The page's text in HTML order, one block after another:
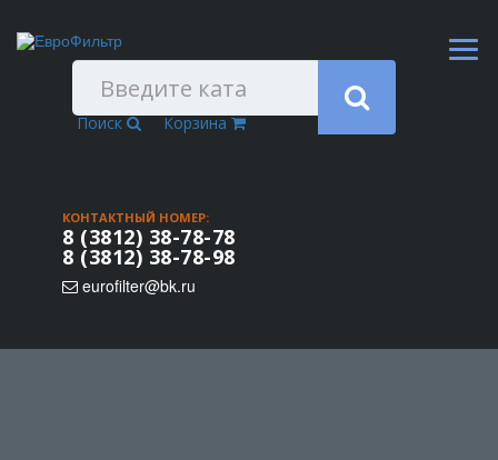
Поиск Корзина
КОНТАКТНЫЙ НОМЕР:
8 (3812) 38-78-78
8 (3812) 38-78-98
eurofilter@bk.ru